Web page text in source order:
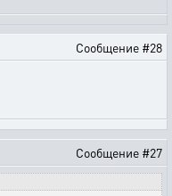
Сообщение #28
Сообщение #27